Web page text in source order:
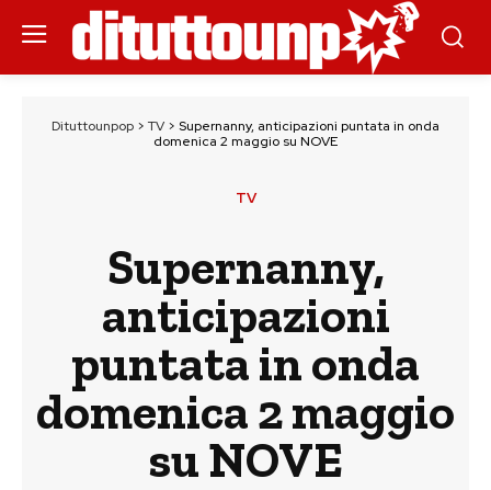
Dituttounpop > TV > Supernanny, anticipazioni puntata in onda
domenica 2 maggio su NOVE
TV
Supernanny,
anticipazioni
puntata in onda
domenica 2 maggio
su NOVE